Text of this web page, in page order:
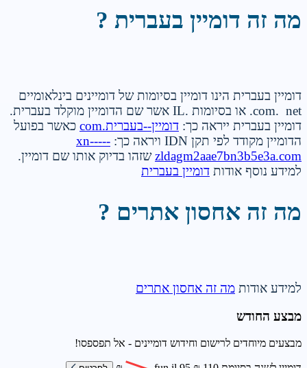
מה זה דומיין בעברית ?
דומיין בעברית הינו דומיין בסיומות של דומיינים בינלאומיים
com. net. או בסיומות .IL אשר שם הדומיין מוקלד בעברית.
דומיין בעברית ייראה כך: דומיין--בעברית.com
כאשר בפועל
הדומיין מקודד לפי תקן IDN ויראה כך:
xn-----
zldagm2aae7bn3b5e3a.comשזהו בדיוק אותו שם דומיין.
למידע נוסף אודות דומיין בעברית
מה זה אחסון אתרים ?
למידע אודות מה זה אחסון אתרים
מבצע החודש
מבצעים מיוחדים לרישום וחידוש דומיינים - אל תפספסו!